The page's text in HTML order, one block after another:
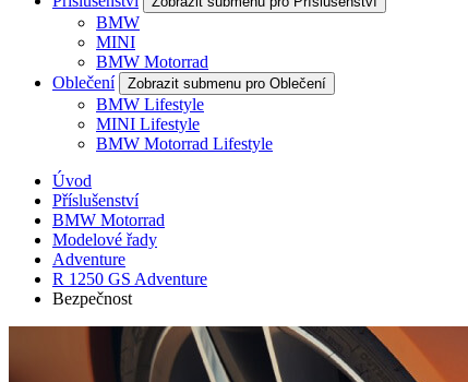
BMW
MINI
BMW Motorrad
Oblečení
Zobrazit submenu pro Oblečení
BMW Lifestyle
MINI Lifestyle
BMW Motorrad Lifestyle
Úvod
Příslušenství
BMW Motorrad
Modelové řady
Adventure
R 1250 GS Adventure
Bezpečnost